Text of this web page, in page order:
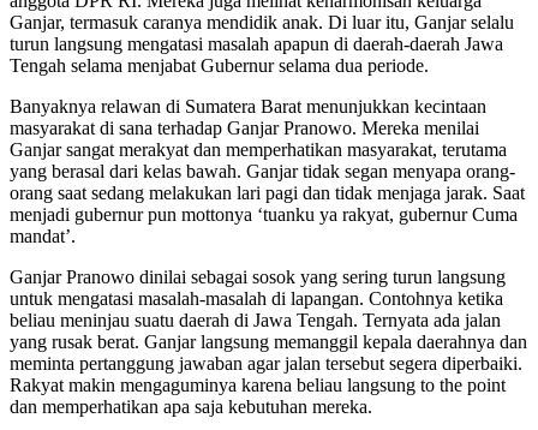
Ganjar, termasuk caranya mendidik anak. Di luar itu, Ganjar selalu
turun langsung mengatasi masalah apapun di daerah-daerah Jawa
Tengah selama menjabat Gubernur selama dua periode.
Banyaknya relawan di Sumatera Barat menunjukkan kecintaan
masyarakat di sana terhadap Ganjar Pranowo. Mereka menilai
Ganjar sangat merakyat dan memperhatikan masyarakat, terutama
yang berasal dari kelas bawah. Ganjar tidak segan menyapa orang-
orang saat sedang melakukan lari pagi dan tidak menjaga jarak. Saat
menjadi gubernur pun mottonya ‘tuanku ya rakyat, gubernur Cuma
mandat’.
Ganjar Pranowo dinilai sebagai sosok yang sering turun langsung
untuk mengatasi masalah-masalah di lapangan. Contohnya ketika
beliau meninjau suatu daerah di Jawa Tengah. Ternyata ada jalan
yang rusak berat. Ganjar langsung memanggil kepala daerahnya dan
meminta pertanggung jawaban agar jalan tersebut segera diperbaiki.
Rakyat makin mengaguminya karena beliau langsung to the point
dan memperhatikan apa saja kebutuhan mereka.